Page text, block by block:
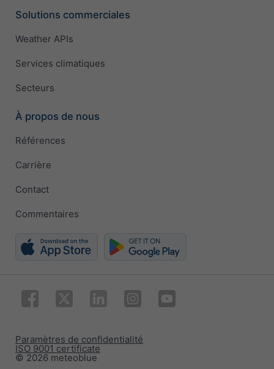
Solutions commerciales
Weather APIs
Services climatiques
Secteurs
À propos de nous
Références
Carrière
Contact
Commentaires
© 2026 meteoblue
ISO 9001 certificate
Paramètres de confidentialité